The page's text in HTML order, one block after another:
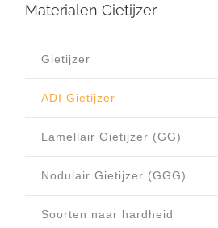
Materialen Gietijzer
Gietijzer
ADI Gietijzer
Lamellair Gietijzer (GG)
Nodulair Gietijzer (GGG)
Soorten naar hardheid